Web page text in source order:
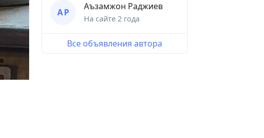
А Р
Аъзамжон Раджиев
На сайте 2 года
Все объявления автора